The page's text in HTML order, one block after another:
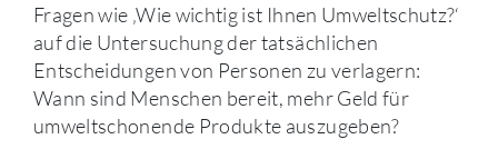
Fragen wie ‚Wie wichtig ist Ihnen Umweltschutz?‘
auf die Untersuchung der tatsächlichen
Entscheidungen von Personen zu verlagern:
Wann sind Menschen bereit, mehr Geld für
umweltschonende Produkte auszugeben?